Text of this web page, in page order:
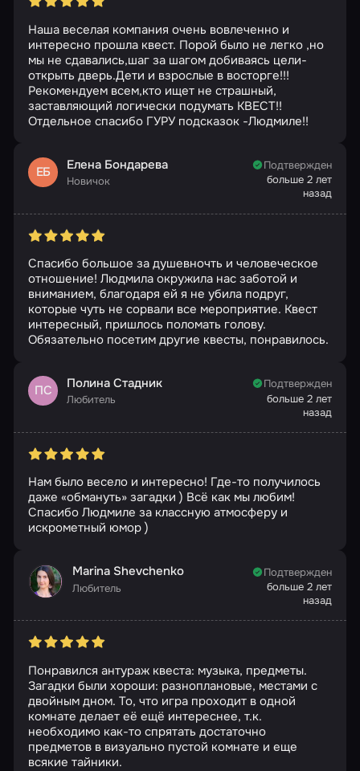
Наша веселая компания очень вовлеченно и
интересно прошла квест. Порой было не легко ,но
мы не сдавались,шаг за шагом добиваясь цели-
открыть дверь.Дети и взрослые в восторге!!!
Рекомендуем всем,кто ищет не страшный,
заставляющий логически подумать КВЕСТ!!
Отдельное спасибо ГУРУ подсказок -Людмиле!!
ЕБ Елена Бондарева
Новичок
Подтвержден
больше 2 лет
назад
Спасибо большое за душевночть и человеческое
отношение! Людмила окружила нас заботой и
вниманием, благодаря ей я не убила подруг,
которые чуть не сорвали все мероприятие. Квест
интересный, пришлось поломать голову.
Обязательно посетим другие квесты, понравилось.
ПС Полина Стадник
Любитель
Подтвержден
больше 2 лет
назад
Нам было весело и интересно! Где-то получилось
даже «обмануть» загадки ) Всё как мы любим!
Спасибо Людмиле за классную атмосферу и
искрометный юмор )
Marina Shevchenko
Любитель
Подтвержден
больше 2 лет
назад
Понравился антураж квеста: музыка, предметы.
Загадки были хороши: разноплановые, местами с
двойным дном. То, что игра проходит в одной
комнате делает её ещё интереснее, т.к.
необходимо как-то спрятать достаточно
предметов в визуально пустой комнате и еще
всякие тайники.